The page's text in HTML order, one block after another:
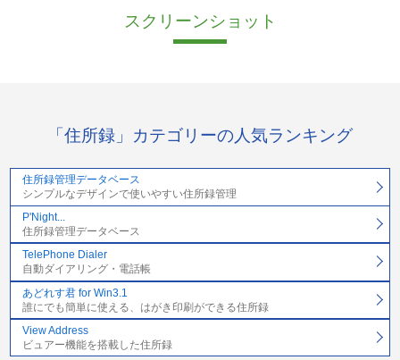
スクリーンショット
「住所録」カテゴリーの人気ランキング
住所録管理データベース
シンプルなデザインで使いやすい住所録管理
P'Night...
住所録管理データベース
TelePhone Dialer
自動ダイアリング・電話帳
あどれす君 for Win3.1
誰にでも簡単に使える、はがき印刷ができる住所録
View Address
ビュアー機能を搭載した住所録